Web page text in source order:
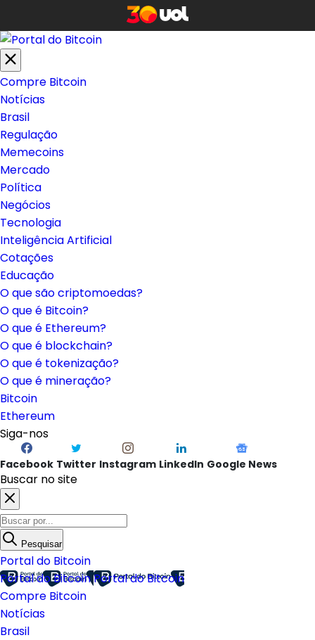
Compre Bitcoin
Notícias
Brasil
Regulação
Memecoins
Mercado
Política
Negócios
Tecnologia
Inteligência Artificial
Cotações
Educação
O que são criptomoedas?
O que é Bitcoin?
O que é Ethereum?
O que é blockchain?
O que é tokenização?
O que é mineração?
Bitcoin
Ethereum
Siga-nos
Facebook Twitter Instagram LinkedIn Google News
Buscar no site
Pesquisar
Portal do Bitcoin
Portal do BitcoinPortal do Bitcoin
Compre Bitcoin
Notícias
Brasil